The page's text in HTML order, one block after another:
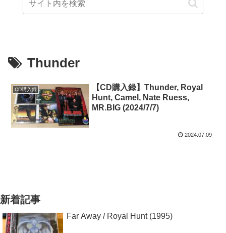
Thunder
CD購入録
【CD購入録】Thunder, Royal
Hunt, Camel, Nate Ruess,
MR.BIG (2024/7/7)
2024.07.09
新着記事
Far Away / Royal Hunt (1995)